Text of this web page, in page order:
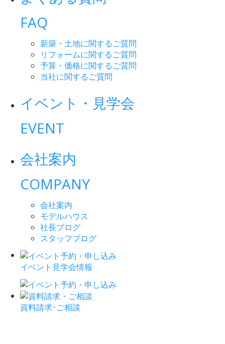
FAQ
新築・土地に関するご質問
リフォームに関するご質問
予算・価格に関するご質問
当社に関するご質問
イベント・見学会
EVENT
会社案内
COMPANY
会社案内
モデルハウス
社長ブログ
スタッフブログ
イベント見学会情報
資料請求･ご相談